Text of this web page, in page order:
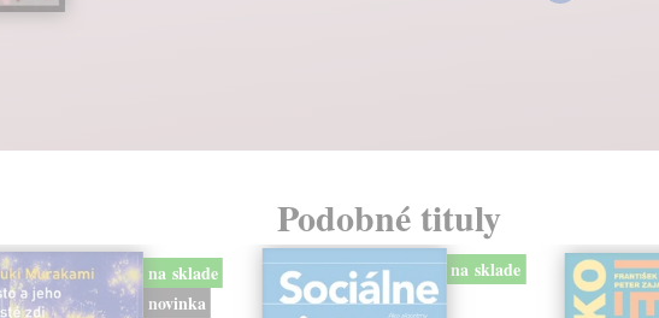
Podobné tituly
na sklade
novinka
na sklade